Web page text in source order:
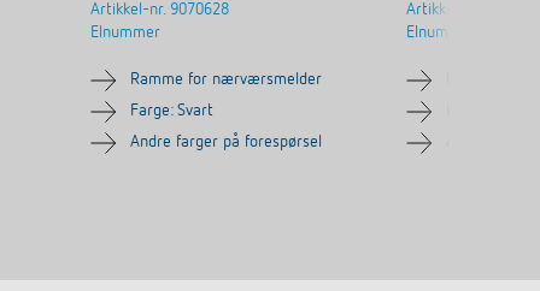
Artikkel-nr. 9070628
Elnummer
Ramme for nærværsmelder
Farge: Svart
Andre farger på forespørsel
Artikkel-nr.
Elnummer